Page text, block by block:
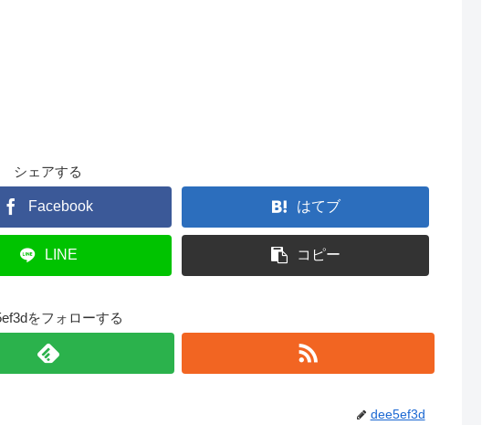
シェアする
Facebook はてブ
LINE コピー
をフォローする
dee5ef3d